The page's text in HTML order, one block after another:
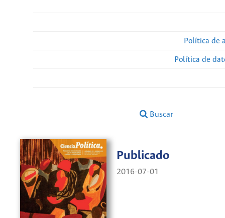
Política de
Política de
Buscar
Publicado
2016-07-01